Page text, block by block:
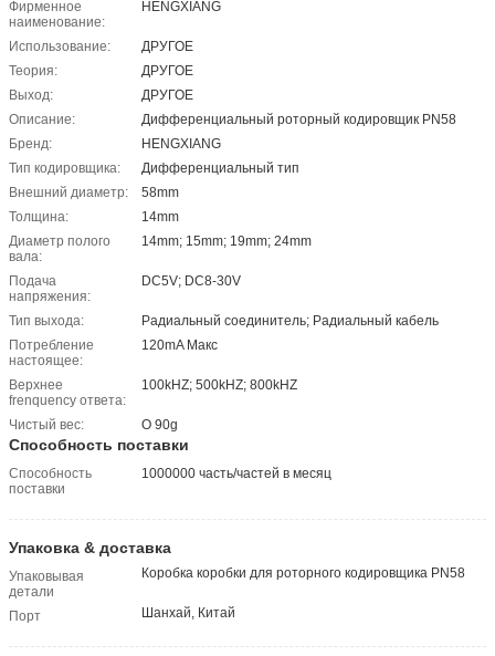
Фирменное
наименование:
HENGXIANG
Использование:
ДРУГОЕ
Теория:
ДРУГОЕ
Выход:
ДРУГОЕ
Описание:
Дифференциальный роторный кодировщик PN58
Бренд:
HENGXIANG
Тип кодировщика:
Дифференциальный тип
Внешний диаметр:
58mm
Толщина:
14mm
Диаметр полого
вала:
14mm; 15mm; 19mm; 24mm
Подача
напряжения:
DC5V; DC8-30V
Тип выхода:
Радиальный соединитель; Радиальный кабель
Потребление
настоящее:
120mA Макс
Верхнее
frenquency ответа:
100kHZ; 500kHZ; 800kHZ
Чистый вес: О 90g
Способность поставки
Способность
поставки
1000000 часть/частей в месяц
Упаковка & доставка
Упаковывая
детали
Коробка коробки для роторного кодировщика PN58
Порт Шанхай, Китай